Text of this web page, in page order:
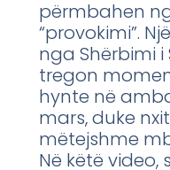
përmbahen
“provokimi”.
nga Shërbimi i
tregon
hynte në
mars, duke
mëtejshme
Në këtë video,